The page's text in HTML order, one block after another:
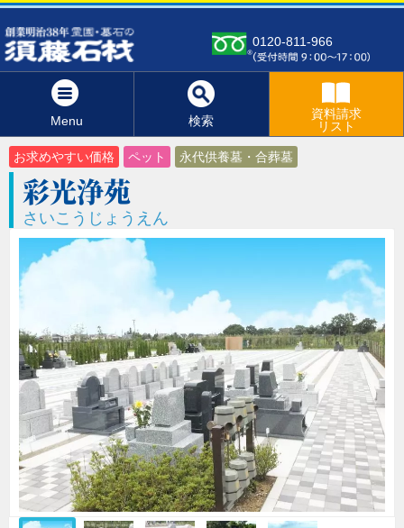
0120-811-966
Menu 検索
資料請求
リスト
お求めやすい価格 ペット 永代供養墓・合葬墓
彩光浄苑
さいこうじょうえん